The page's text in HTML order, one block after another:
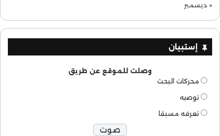
« ديسمبر
إستبيان
وصلت للموقع عن طريق
محركات البحث
توصيه
تعرفه مسبقا